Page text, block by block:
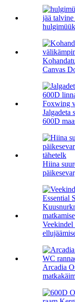
Canvas
Jalgadeta
600D
Hiina
Arcadia